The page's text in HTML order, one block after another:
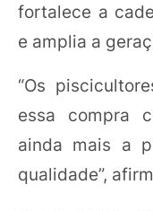
fortalece a
e amplia a
“Os
essa compra
ainda mais a
qualidade”,